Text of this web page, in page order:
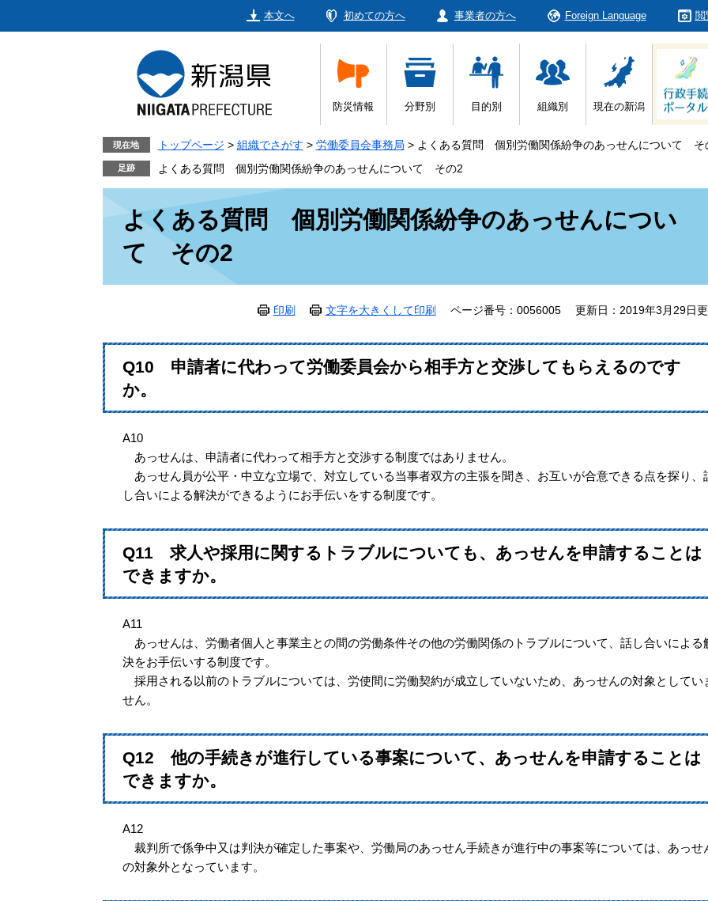
本文へ 初めての方へ 事業者の方へ Foreign Language 閲
防災情報 分野別 目的別 組織別 現在の新潟
現在地 トップページ > 組織でさがす > 労働委員会事務局 > よくある質問 個別労働関係紛争のあっせんについて そ
よくある質問 個別労働関係紛争のあっせんについて その2
よくある質問 個別労働関係紛争のあっせんについ
て その2
印刷 文字を大きくして印刷 ページ番号：0056005 更新日：2019年3月29日
Q10 申請者に代わって労働委員会から相手方と交渉してもらえるのです
か。
A10
あっせんは、申請者に代わって相手方と交渉する制度ではありません。
あっせん員が公平・中立な立場で、対立している当事者双方の主張を聞き、お互いが合意できる点を探り、
し合いによる解決ができるようにお手伝いをする制度です。
Q11 求人や採用に関するトラブルについても、あっせんを申請することは
できますか。
A11
あっせんは、労働者個人と事業主との間の労働条件その他の労働関係のトラブルについて、話し合いによる
決をお手伝いする制度です。
採用される以前のトラブルについては、労使間に労働契約が成立していないため、あっせんの対象としてい
せん。
Q12 他の手続きが進行している事案について、あっせんを申請することは
できますか。
A12
裁判所で係争中又は判決が確定した事案や、労働局のあっせん手続きが進行中の事案等については、あっせ
の対象外となっています。